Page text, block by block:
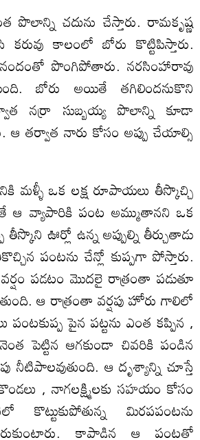
చదును చేస్తారు. రామకృష్ణ
కరువు కాలంలో బోరు కొట్టిపిస్తారు.
పొంగిపోతారు. నరసింహారావు
బోరు అయితే తగిలిందనుకొని
నర్రా సుబ్బయ్య పొలాన్ని కూడా
ఆ తర్వాత నారు కోసం అప్పు చేయాల్సి
మళ్ళీ ఒక లక్ష రూపాయలు తీస్కొచ్చి
ఆ వ్యాపారికి పంట అమ్ముతానని ఒక
ఊర్లో ఉన్న అప్పుల్ని తీర్చుతాడు
పంటను చేన్లో కుప్పగా పోస్తారు.
పడటం మొదలై రాత్రంతా పడుతూ
ఆ రాత్రంతా వర్షపు హోరు గాలిలో
పంటకుప్ప పైన పట్టను ఎంత కప్పిన ,
పెట్టిన ఆగకుండా చివరికి పండిన
నీటిపాలవుతుంది. ఆ దృశ్యాన్ని చూస్తే
, నాగలక్ష్మిలకు సహయం కోసం
కొట్టుకుపోతున్న మిరపపంటను
కాపాడిన ఆ పంటతో